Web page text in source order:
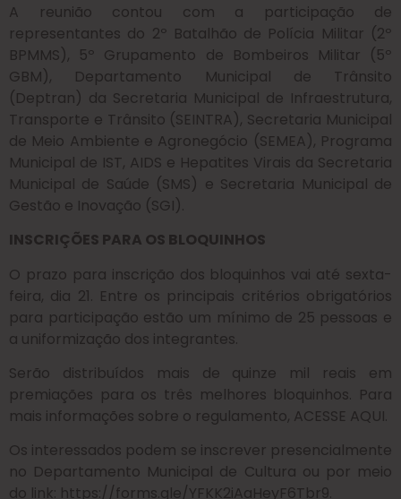
A reunião contou com a participação de
representantes do 2º Batalhão de Polícia Militar (2º
BPMMS), 5º Grupamento de Bombeiros Militar (5º
GBM), Departamento Municipal de Trânsito
(Deptran) da Secretaria Municipal de Infraestrutura,
Transporte e Trânsito (SEINTRA), Secretaria Municipal
de Meio Ambiente e Agronegócio (SEMEA), Programa
Municipal de IST, AIDS e Hepatites Virais da Secretaria
Municipal de Saúde (SMS) e Secretaria Municipal de
Gestão e Inovação (SGI).
INSCRIÇÕES PARA OS BLOQUINHOS
O prazo para inscrição dos bloquinhos vai até sexta-
feira, dia 21. Entre os principais critérios obrigatórios
para participação estão um mínimo de 25 pessoas e
a uniformização dos integrantes.
Serão distribuídos mais de quinze mil reais em
premiações para os três melhores bloquinhos. Para
mais informações sobre o regulamento, ACESSE AQUI.
Os interessados podem se inscrever presencialmente
no Departamento Municipal de Cultura ou por meio
do link: https://forms.gle/YFKK2iAaHeyF6Tbr9.